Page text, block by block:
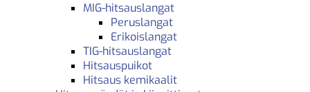
MIG-hitsauslangat
Peruslangat
Erikoislangat
TIG-hitsauslangat
Hitsauspuikot
Hitsaus kemikaalit